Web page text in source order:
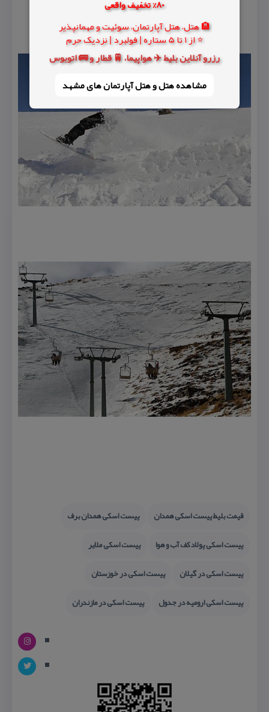
80% تخفیف واقعی
🏨 هتل، هتل آپارتمان، سوئیت و مهمانپذیر
⭐ از 1 تا 5 ستاره | فولبرد | نزدیک حرم
رزرو آنلاین بلیط ✈️ هواپیما، 🚆 قطار و 🚌 اتوبوس
مشاهده هتل و هتل‌ آپارتمان های مشهد
قیمت بلیط پیست اسكی همدان
پیست اسكی همدان برف
پیست اسكی پولادكف آب و هوا
پیست اسكی ملایر
پیست اسكی در گیلان
پیست اسكی در خوزستان
پیست اسكی ارومیه در جدول
پیست اسكی در مازندران